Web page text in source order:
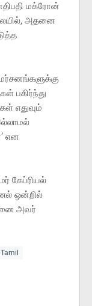
மக்ரோன்
அதனை
பகிர்ந்து
எதுவும்
என
கேப்ரியல்
ஒன்றில்
அவர்